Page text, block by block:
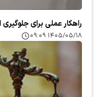
راهکار عملی برای
۱۴۰۵/۰۵/۱۸ ۰۹:۰۹